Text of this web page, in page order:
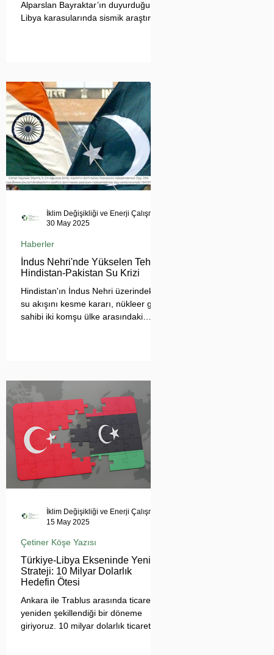
Alparslan Bayraktar’ın duyurduğu
Libya karasularında sismik araştırma
İndus Nehri'nde Yükselen Tehdit:
Hindistan-Pakistan Su Krizi
Hindistan'ın İndus Nehri üzerindeki
su akışını kesme kararı, nükleer güç
sahibi iki komşu ülke arasındaki
suyu teminini ve enerji güvenliğini
tehdit ediyor. Uzmanlar, suyun
çatışma değil, işbirliği aracı olması
gerektiğini vurgularken, krizin
bölgesel barışı ve çevresel güvenliği
tehdit ettiğine dikkat çekiyor.
Haberler
30 May 2025
Türkiye-Libya Ekseninde Yeni
Strateji: 10 Milyar Dolarlık
Hedefin Ötesi
Ankara ile Trablus arasında ticaretin
yeniden şekillendiği bir döneme
giriyoruz. 10 milyar dolarlık ticaret
Çetiner Köşe Yazısı
15 May 2025